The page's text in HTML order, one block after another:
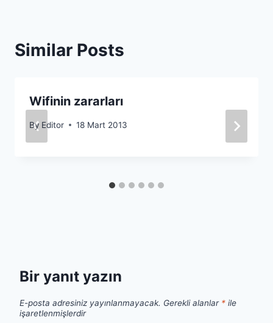
Similar Posts
Wifinin zararları
By Editor 18 Mart 2013
Bir yanıt yazın
E-posta adresiniz yayınlanmayacak. Gerekli alanlar * ile
işaretlenmişlerdir